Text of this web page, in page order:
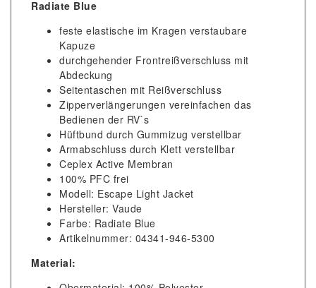
Radiate Blue
feste elastische im Kragen verstaubare
Kapuze
durchgehender Frontreißverschluss mit
Abdeckung
Seitentaschen mit Reißverschluss
Zipperverlängerungen vereinfachen das
Bedienen der RV`s
Hüftbund durch Gummizug verstellbar
Armabschluss durch Klett verstellbar
Ceplex Active Membran
100% PFC frei
Modell: Escape Light Jacket
Hersteller: Vaude
Farbe: Radiate Blue
Artikelnummer: 04341-946-5300
Material: